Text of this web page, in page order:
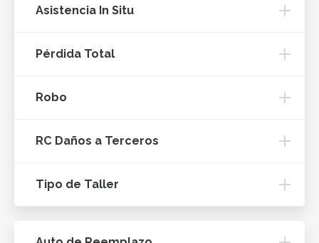
Asistencia In Situ
Pérdida Total
Robo
RC Daños a Terceros
Tipo de Taller